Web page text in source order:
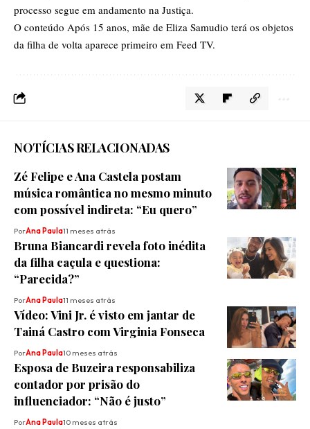
processo segue em andamento na Justiça.
O conteúdo Após 15 anos, mãe de Eliza Samudio terá os objetos
da filha de volta aparece primeiro em Feed TV.
NOTÍCIAS RELACIONADAS
Zé Felipe e Ana Castela postam
música romântica no mesmo minuto
com possível indireta: “Eu quero”
PorAna Paula11 meses atrás
Bruna Biancardi revela foto inédita
da filha caçula e questiona:
“Parecida?”
PorAna Paula11 meses atrás
Vídeo: Vini Jr. é visto em jantar de
Tainá Castro com Virginia Fonseca
PorAna Paula10 meses atrás
Esposa de Buzeira responsabiliza
contador por prisão do
influenciador: “Não é justo”
PorAna Paula10 meses atrás